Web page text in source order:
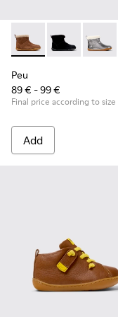
Peu - K900365-007
Peu - Peu -
Peu
89 € - 99 €
Final price according to size
Add